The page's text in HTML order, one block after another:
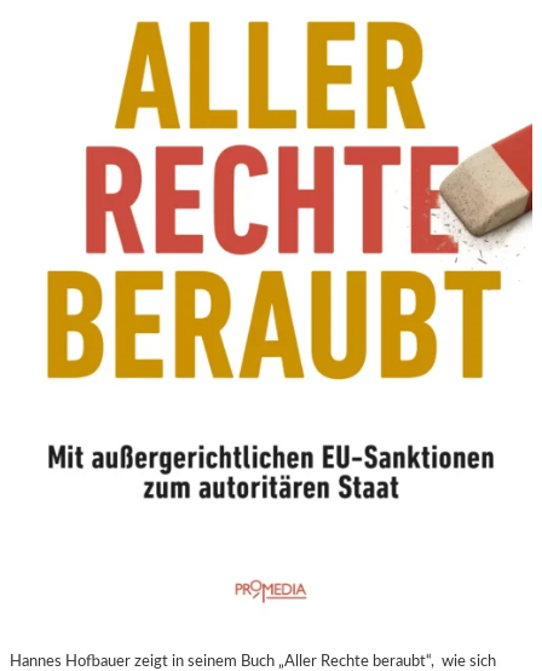
Hannes Hofbauer zeigt in seinem Buch „Aller Rechte beraubt“, wie sich